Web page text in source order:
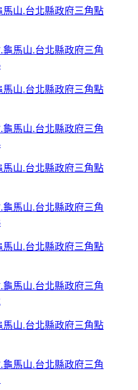
山.台北縣政府三角點
山.台北縣政府三角點
山.台北縣政府三角點
山.台北縣政府三角點
山.台北縣政府三角點